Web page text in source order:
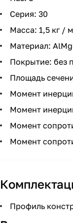
Серия: 30
Масса: 1,5 кг / м
Материал:
Покрытие: без
Площадь
Момент
Момент
Момент
Момент
Профиль